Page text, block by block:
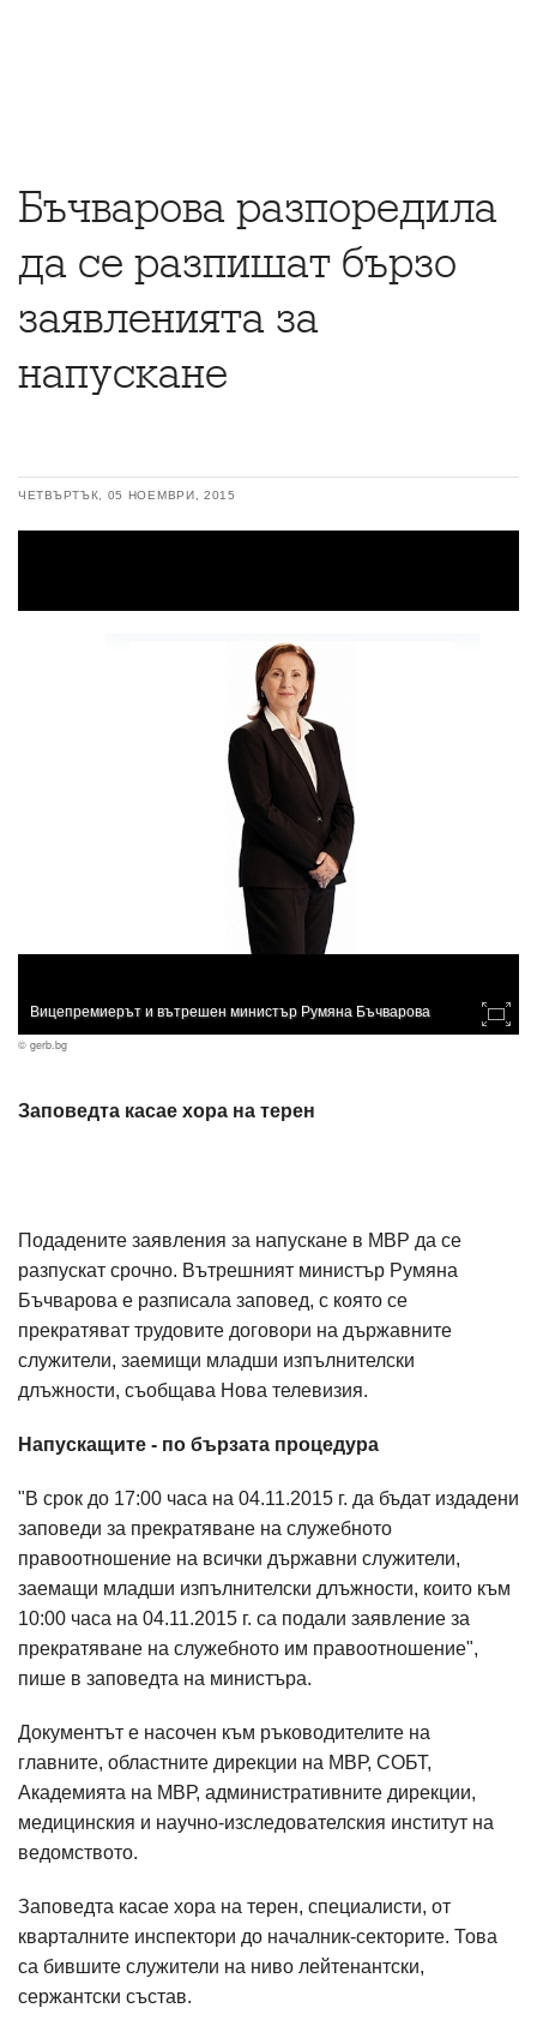
Бъчварова разпоредила
да се разпишат бързо
заявленията за
напускане
ЧЕТВЪРТЪК, 05 НОЕМВРИ, 2015
Вицепремиерът и вътрешен министър Румяна Бъчварова
© gerb.bg
Заповедта касае хора на терен
Подадените заявления за напускане в МВР да се
разпускат срочно. Вътрешният министър Румяна
Бъчварова е разписала заповед, с която се
прекратяват трудовите договори на държавните
служители, заемищи младши изпълнителски
длъжности, съобщава Нова телевизия.
Напускащите - по бързата процедура
"В срок до 17:00 часа на 04.11.2015 г. да бъдат издадени
заповеди за прекратяване на служебното
правоотношение на всички държавни служители,
заемащи младши изпълнителски длъжности, които към
10:00 часа на 04.11.2015 г. са подали заявление за
прекратяване на служебното им правоотношение",
пише в заповедта на министъра.
Документът е насочен към ръководителите на
главните, областните дирекции на МВР, СОБТ,
Академията на МВР, административните дирекции,
медицинския и научно-изследователския институт на
ведомството.
Заповедта касае хора на терен, специалисти, от
кварталните инспектори до началник-секторите. Това
са бившите служители на ниво лейтенантски,
сержантски състав.